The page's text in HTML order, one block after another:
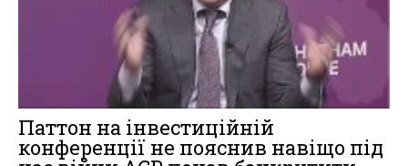
Паттон на інвестиційній
конференції не пояснив навіщо під